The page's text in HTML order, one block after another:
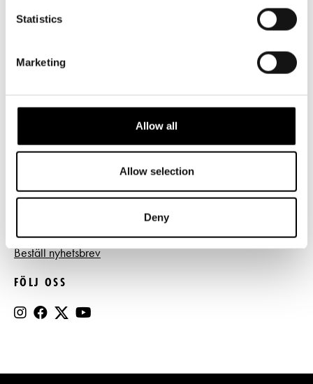
Statistics
Marketing
Allow all
Allow selection
Deny
Svenska Teatern Live
LÄNKAR
Frågor & svar
Press
Register- och dataskyddsbeskrivning
Beställ nyhetsbrev
FÖLJ OSS